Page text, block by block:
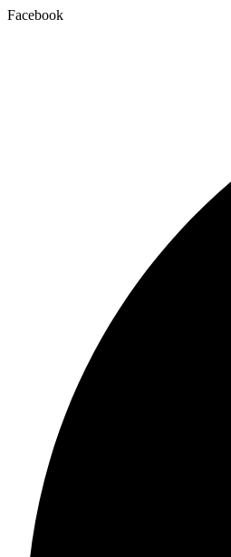
Facebook